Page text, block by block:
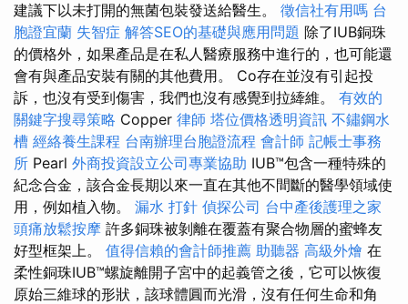
建議下以未打開的無菌包裝發送給醫生。 徵信社有用嗎 台
胞證宜蘭 失智症 解答SEO的基礎與應用問題 除了IUB銅珠
的價格外，如果產品是在私人醫療服務中進行的，也可能還
會有與產品安裝有關的其他費用。 Co存在並沒有引起投
訴，也沒有受到傷害，我們也沒有感覺到拉縴維。 有效的
關鍵字搜尋策略 Copper 律師 塔位價格透明資訊 不鏽鋼水
槽 經絡養生課程 台南辦理台胞證流程 會計師 記帳士事務
所 Pearl 外商投資設立公司專業協助 IUB™包含一種特殊的
紀念合金，該合金長期以來一直在其他不間斷的醫學領域使
用，例如植入物。 漏水 打針 偵探公司 台中產後護理之家
頭痛放鬆按摩 許多銅珠被剝離在覆蓋有聚合物層的蜜蜂友
好型框架上。 值得信賴的會計師推薦 助聽器 高級外燴 在
柔性銅珠IUB™螺旋離開子宮中的起義管之後，它可以恢復
原始三維球的形狀，該球體圓而光滑，沒有任何生命和角